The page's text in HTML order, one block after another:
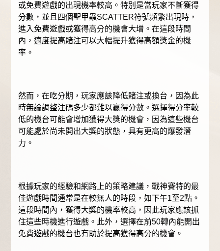
或免費遊戲的出現機率較高。特別是當玩家不斷獲得
分數，並且四個聖甲蟲SCATTER符號頻繁出現時，
進入免費遊戲或獲得高分的機會大增。在這段時間
內，適度提高賭注可以大幅提升獲得高額獎金的機
率。
然而，在吃分期，玩家應該降低賭注或換台，因為此
時無論調整注碼多少都難以贏得分數。選擇得分率較
低的機台可能會增加獲得大獎的機會，因為這些機台
可能處於尚未開出大獎的狀態，具有更高的爆發潛
力。
根據玩家的經驗和網路上的策略建議，戰神賽特的最
佳遊戲時間通常是在較無人的時段，如下午1至2點。
這段時間內，獲得大獎的機率較高，因此玩家應該抓
住這些時機進行遊戲。此外，選擇在前50轉內能開出
免費遊戲的機台也有助於提高獲得高分的機會。